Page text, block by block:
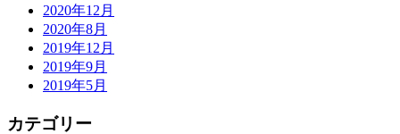
2020年12月
2020年8月
2019年12月
2019年9月
2019年5月
カテゴリー